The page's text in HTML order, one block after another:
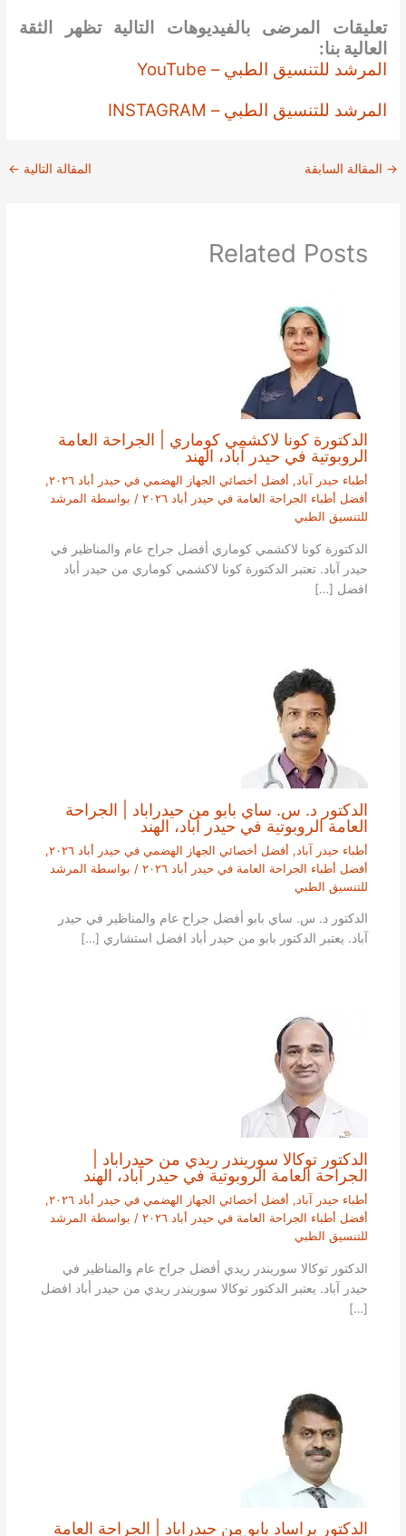
تعليقات المرضى بالفيديوهات التالية تظهر الثقة
العالية بنا:
المرشد للتنسيق الطبي – YouTube
المرشد للتنسيق الطبي – INSTAGRAM
→ المقالة السابقة المقالة التالية ←
Related Posts
الدكتورة كونا لاكشمي كوماري | الجراحة العامة
الروبوتية في حيدر آباد، الهند
أطباء حيدر آباد, أفضل أخصائي الجهاز الهضمي في حيدر أباد ٢٠٢٦
,
أفضل أطباء الجراحة العامة في حيدر أباد ٢٠٢٦
/ بواسطة المرشد
للتنسيق الطبي
الدكتورة كونا لاكشمي كوماري أفضل جراح عام والمناظير في
حيدر آباد. تعتبر الدكتورة كونا لاكشمي كوماري من حيدر أباد
افضل […]
الدكتور د. س. ساي بابو من حيدراباد | الجراحة
العامة الروبوتية في حيدر آباد، الهند
أطباء حيدر آباد , أفضل أخصائي الجهاز الهضمي في حيدر أباد ٢٠٢٦
,
أفضل أطباء الجراحة العامة في حيدر أباد ٢٠٢٦
/ بواسطة المرشد
للتنسيق الطبي
الدكتور د. س. ساي بابو أفضل جراح عام والمناظير في حيدر
آباد. يعتبر الدكتور بابو من حيدر أباد افضل استشاري […]
الدكتور توكالا سوريندر ريدي من حيدراباد |
الجراحة العامة الروبوتية في حيدر آباد، الهند
أطباء حيدر آباد, أفضل أخصائي الجهاز الهضمي في حيدر أباد ٢٠٢٦
,
أفضل أطباء الجراحة العامة في حيدر أباد ٢٠٢٦
/ بواسطة المرشد
للتنسيق الطبي
الدكتور توكالا سوريندر ريدي أفضل جراح عام والمناظير في
حيدر آباد. يعتبر الدكتور توكالا سوريندر ريدي من حيدر أباد افضل
[…]
الدكتور براساد بابو من حيدراباد | الجراحة العامة